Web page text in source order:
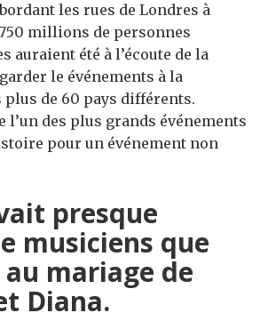
les rues de Londres à
millions de personnes
auraient été à l’écoute de la
le événements à la
de 60 pays différents.
l’un des plus grands événements
pour un événement non
presque
musiciens que
au mariage de
Diana.